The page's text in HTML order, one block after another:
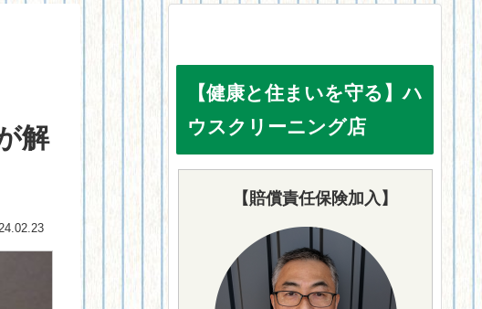
解
【健康と住まいを守る】ハ
ウスクリーニング店
【賠償責任保険加入】